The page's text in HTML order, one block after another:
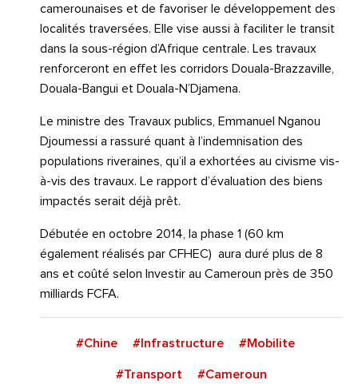
camerounaises et de favoriser le développement des
localités traversées. Elle vise aussi à faciliter le transit
dans la sous-région d’Afrique centrale. Les travaux
renforceront en effet les corridors Douala-Brazzaville,
Douala-Bangui et Douala-N’Djamena.
Le ministre des Travaux publics, Emmanuel Nganou
Djoumessi a rassuré quant à l’indemnisation des
populations riveraines, qu’il a exhortées au civisme vis-
à-vis des travaux. Le rapport d’évaluation des biens
impactés serait déjà prêt.
Débutée en octobre 2014, la phase 1 (60 km
également réalisés par CFHEC) aura duré plus de 8
ans et coûté selon Investir au Cameroun près de 350
milliards FCFA.
#Chine #Infrastructure #Mobilite
#Transport #Cameroun